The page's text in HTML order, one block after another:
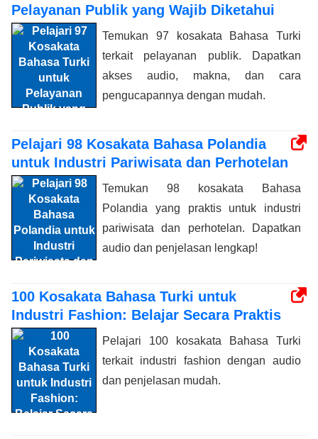
Pelayanan Publik yang Wajib Diketahui
Temukan 97 kosakata Bahasa Turki
terkait pelayanan publik. Dapatkan
akses audio, makna, dan cara
pengucapannya dengan mudah.
Pelajari 98 Kosakata Bahasa Polandia
untuk Industri Pariwisata dan Perhotelan
Temukan 98 kosakata Bahasa
Polandia yang praktis untuk industri
pariwisata dan perhotelan. Dapatkan
audio dan penjelasan lengkap!
100 Kosakata Bahasa Turki untuk
Industri Fashion: Belajar Secara Praktis
Pelajari 100 kosakata Bahasa Turki
terkait industri fashion dengan audio
dan penjelasan mudah.